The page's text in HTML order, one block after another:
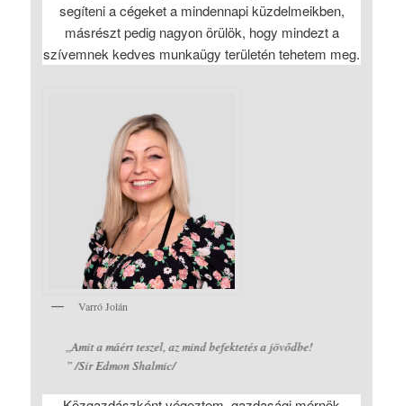
segíteni a cégeket a mindennapi küzdelmeikben,
másrészt pedig nagyon örülök, hogy mindezt a
szívemnek kedves munkaügy területén tehetem meg.
Varró Jolán
,,Amit a máért teszel, az mind befektetés a jövődbe!
” /Sir Edmon Shalmic/